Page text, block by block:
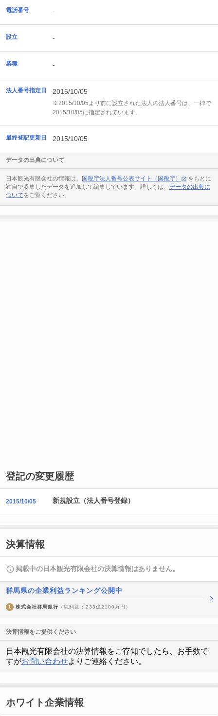
電話番号 -
設立 -
業種 -
法人番号指定日 2015/10/05
※2015/10/05より前に設立された法人の法人番号は、一律で
2015/10/05に指定されています。
最終登記更新日 2015/10/05
データの出典について
日本観光有限会社の情報は、 国税庁法人番号公表サイト（国税庁）
をもとに
独自で収集したデータを追加して編集しています。詳しくは、 データの出典に
ついてをご覧ください。
登記の変更履歴
2015/10/05 新規設立（法人番号登録）
決算情報
掲載中の日本観光有限会社の決算情報はありません。
群馬県の企業利益ランキング公開中
1 株式会社群馬銀行 （純利益 : 233億2100万円）
決算情報をご提供ください
日本観光有限会社の決算情報をご存知でしたら、お手数で
すがお問い合わせよりご連絡ください。
ホワイト企業情報